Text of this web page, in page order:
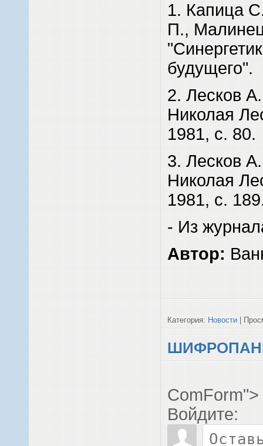
1. Капица
П.,
будущего".
2. Лесков
Николая
1981, с. 80.
3. Лесков
Николая
1981, с.
- Из
Автор:
Категория: Новости |
ComForm">
Войдите: